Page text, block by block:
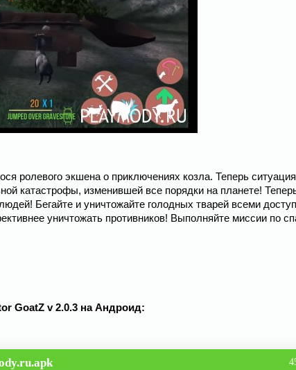
ролевого экшена о приключениях козла. Теперь
катастрофы, изменившей все порядки на планете!
Бегайте и уничтожайте голодных тварей всеми
уничтожать противников! Выполняйте миссии по
GoatZ v 2.0.3 на Андроид: